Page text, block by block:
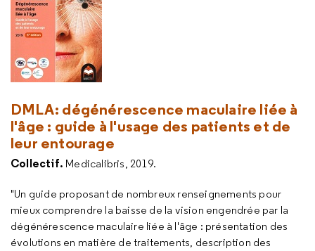
DMLA : dégénérescence maculaire liée à
l'âge : guide à l'usage des patients et de
leur entourage
Collectif. Medicalibris, 2019.
"Un guide proposant de nombreux renseignements pour
mieux comprendre la baisse de la vision engendrée par la
dégénérescence maculaire liée à l'âge : présentation des
évolutions en matière de traitements, description des